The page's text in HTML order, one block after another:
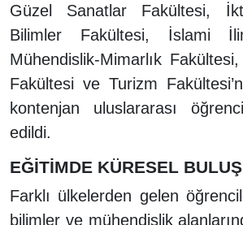
Güzel Sanatlar Fakültesi,
Bilimler Fakültesi, İslami
Mühendislik-Mimarlık
Fakültesi ve Turizm
kontenjan uluslararası
edildi.
EĞİTİMDE KÜRESEL
Farklı ülkelerden gelen
bilimler ve mühendislik